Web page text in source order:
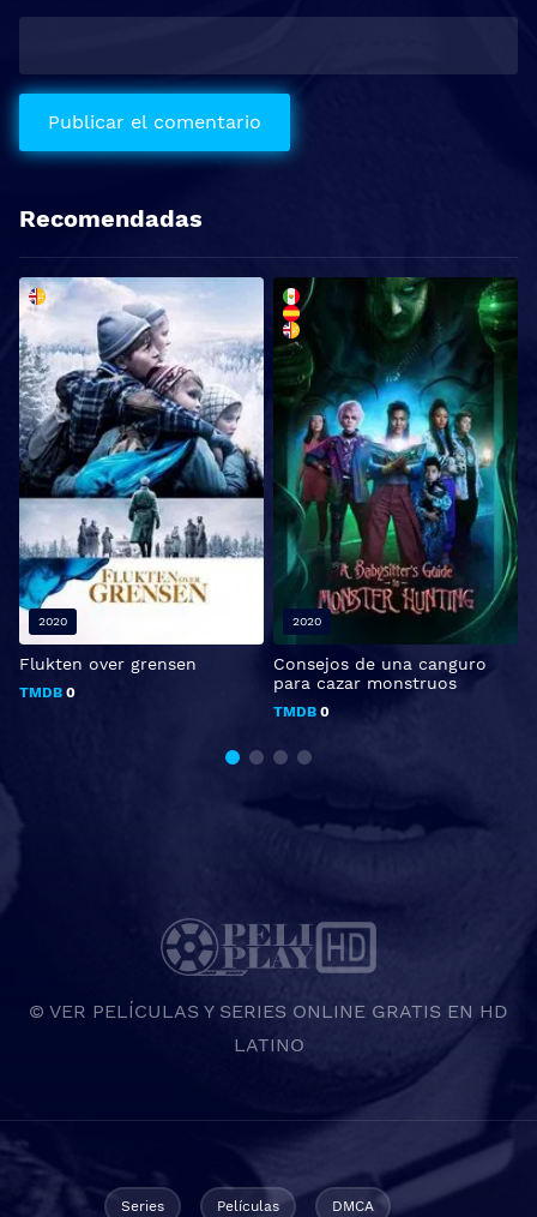
Recomendadas
Flukten over grensen
TMDB 0
2020
Consejos de una canguro
para cazar monstruos
TMDB 0
2020
© VER PELÍCULAS Y SERIES ONLINE GRATIS EN HD
LATINO
Series Películas DMCA